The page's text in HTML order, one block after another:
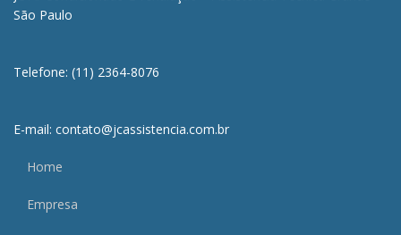
São Paulo
Telefone: (11) 2364-8076
E-mail: contato@jcassistencia.com.br
Home
Empresa